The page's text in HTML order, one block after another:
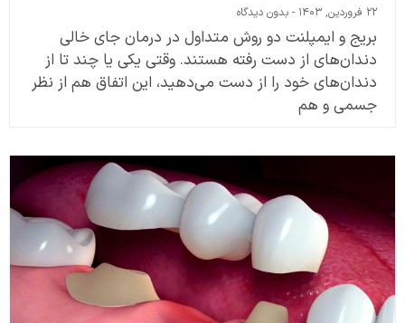
۲۲ فروردین, ۱۴۰۳ بدون دیدگاه
بریج و ایمپلنت دو روش متداول در درمان جای خالی
دندان‌های از دست رفته هستند. وقتی یکی یا چند تا از
دندان‌های خود را از دست می‌دهید، این اتفاق هم از نظر
جسمی و هم